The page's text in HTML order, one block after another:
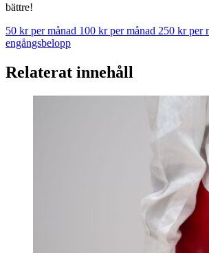
bättre!
50 kr per månad 100 kr per månad 250 kr per
engångsbelopp
Relaterat innehåll